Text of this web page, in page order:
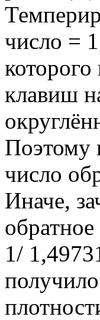
число =
клавиш
Поэтому
число
Иначе,
1/